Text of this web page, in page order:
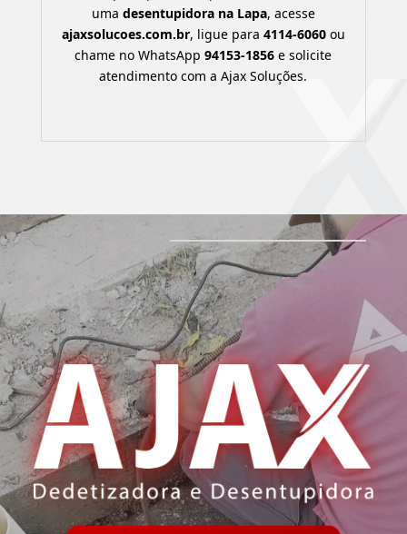
uma desentupidora na Lapa, acesse
ajaxsolucoes.com.br, ligue para 4114-6060ou
chame no WhatsApp94153-1856 e solicite
atendimento com a Ajax Soluções.